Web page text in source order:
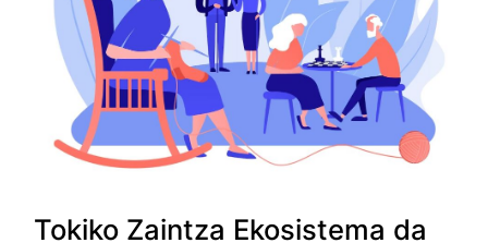
Tokiko Zaintza Ekosistema da